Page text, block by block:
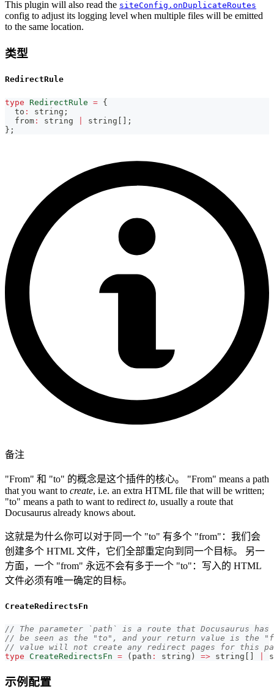
This plugin will also read the siteConfig.onDuplicateRoutes
config to adjust its logging level when multiple files will be emitted
to the same location.
类型
RedirectRule
type RedirectRule = {
  to
: string ;
  from
: string string [ ] ;
} ;
备注
"From" 和 "to" 的概念是这个插件的核心。 "From" means a path
that you want to create, i.e. an extra HTML file that will be written;
"to" means a path to want to redirect to, usually a route that
Docusaurus already knows about.
这就是为什么你可以对于同一个 "to" 有多个 "from"：我们会
创建多个 HTML 文件，它们全部重定向到同一个目标。 另一
方面，一个 "from" 永远不会有多于一个 "to"：写入的 HTML
文件必须有唯一确定的目标。
CreateRedirectsFn
// The parameter `path` is a route that Docusaurus
// be seen as the "to", and your return value is the
// value will not create any redirect pages for this
type CreateRedirectsFn = ( path : string ) => string
示例配置